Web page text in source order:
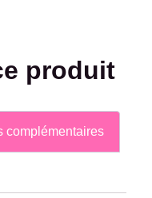
produit
complémentaires